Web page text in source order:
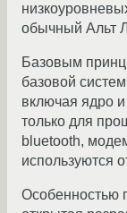
обычный Альт
Базовым
базовой
включая ядро
только для
bluetooth,
используются
Особенностью